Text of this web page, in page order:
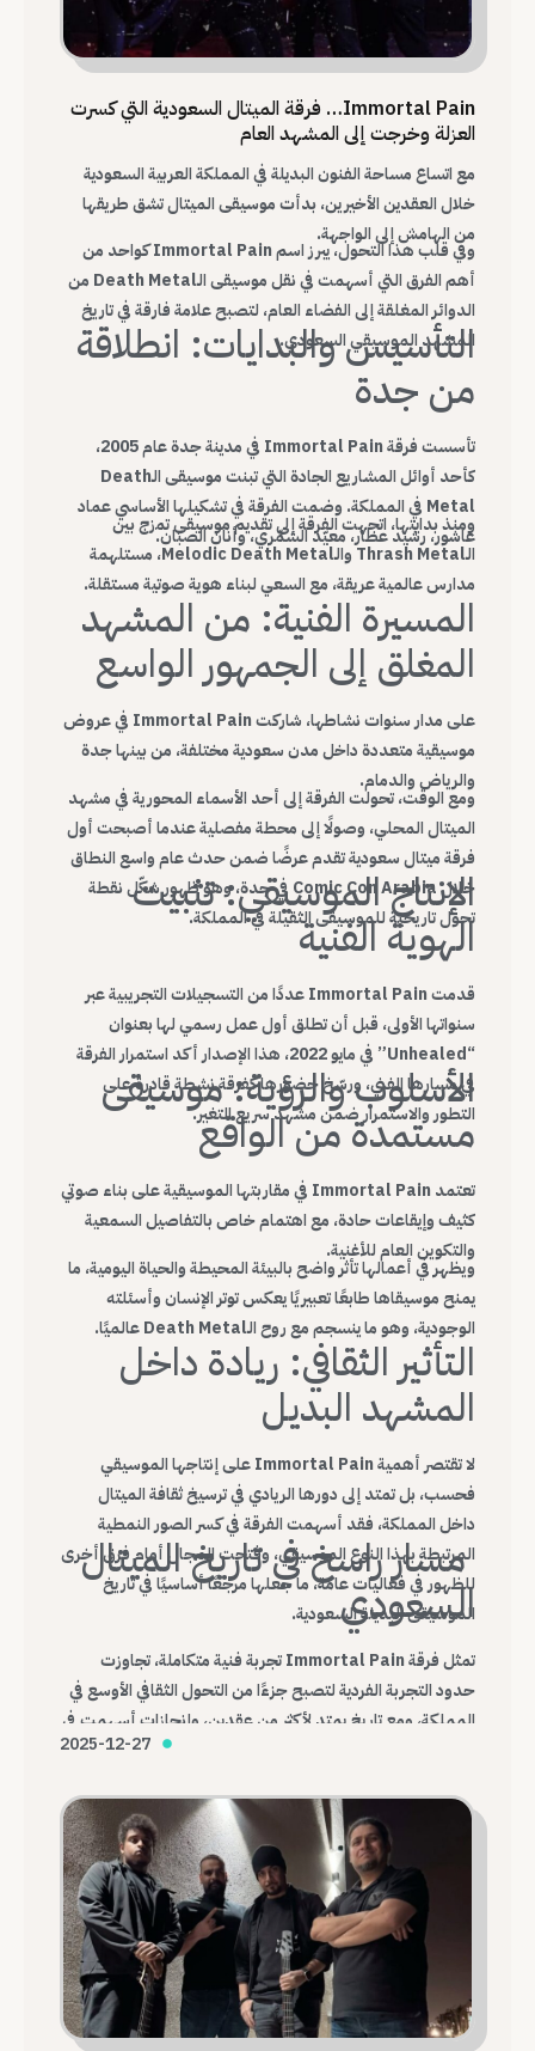
Immortal Pain… فرقة الميتال السعودية التي كسرت
العزلة وخرجت إلى المشهد العام
مع اتساع مساحة الفنون البديلة في المملكة العربية السعودية
خلال العقدين الأخيرين، بدأت موسيقى الميتال تشق طريقها
من الهامش إلى الواجهة.
وفي قلب هذا التحول، يبرز اسم Immortal Pain كواحد من
أهم الفرق التي أسهمت في نقل موسيقى الـDeath Metal من
الدوائر المغلقة إلى الفضاء العام، لتصبح علامة فارقة في تاريخ
المشهد الموسيقي السعودي.
التأسيس والبدايات: انطلاقة
من جدة
تأسست فرقة Immortal Pain في مدينة جدة عام 2005،
كأحد أوائل المشاريع الجادة التي تبنت موسيقى الـDeath
Metal في المملكة. وضمت الفرقة في تشكيلها الأساسي عماد
عاشور، رشيد عطار، معيّد الشمّري، وأنان الصبّان.
ومنذ بدايتها، اتجهت الفرقة إلى تقديم موسيقى تمزج بين
الـThrash Metal والـMelodic Death Metal، مستلهمة
مدارس عالمية عريقة، مع السعي لبناء هوية صوتية مستقلة.
المسيرة الفنية: من المشهد
المغلق إلى الجمهور الواسع
على مدار سنوات نشاطها، شاركت Immortal Pain في عروض
موسيقية متعددة داخل مدن سعودية مختلفة، من بينها جدة
والرياض والدمام.
ومع الوقت، تحولت الفرقة إلى أحد الأسماء المحورية في مشهد
الميتال المحلي، وصولًا إلى محطة مفصلية عندما أصبحت أول
فرقة ميتال سعودية تقدم عرضًا ضمن حدث عام واسع النطاق
خلال Comic Con Arabia في جدة، وهو ظهور شكّل نقطة
تحول تاريخية للموسيقى الثقيلة في المملكة.
الإنتاج الموسيقي: تثبيت
الهوية الفنية
قدمت Immortal Pain عددًا من التسجيلات التجريبية عبر
سنواتها الأولى، قبل أن تطلق أول عمل رسمي لها بعنوان
“Unhealed” في مايو 2022، هذا الإصدار أكد استمرار الفرقة
في مسارها الفني، ورسّخ حضورها كفرقة نشطة قادرة على
التطور والاستمرار ضمن مشهد سريع التغير.
الأسلوب والرؤية: موسيقى
مستمدة من الواقع
تعتمد Immortal Pain في مقاربتها الموسيقية على بناء صوتي
كثيف وإيقاعات حادة، مع اهتمام خاص بالتفاصيل السمعية
والتكوين العام للأغنية.
ويظهر في أعمالها تأثر واضح بالبيئة المحيطة والحياة اليومية، ما
يمنح موسيقاها طابعًا تعبيريًا يعكس توتر الإنسان وأسئلته
الوجودية، وهو ما ينسجم مع روح الـDeath Metal عالميًا.
التأثير الثقافي: ريادة داخل
المشهد البديل
لا تقتصر أهمية Immortal Pain على إنتاجها الموسيقي
فحسب، بل تمتد إلى دورها الريادي في ترسيخ ثقافة الميتال
داخل المملكة، فقد أسهمت الفرقة في كسر الصور النمطية
المرتبطة بهذا النوع الموسيقي، وفتحت المجال أمام فرق أخرى
للظهور في فعاليات عامة، ما جعلها مرجعًا أساسيًا في تاريخ
الموسيقى البديلة السعودية.
مسار راسخ في تاريخ الميتال
السعودي
تمثل فرقة Immortal Pain تجربة فنية متكاملة، تجاوزت
حدود التجربة الفردية لتصبح جزءًا من التحول الثقافي الأوسع في
المملكة، ومع تاريخ يمتد لأكثر من عقدين، وإنجازات أسهمت في
تغيير شكل المشهد، تظل Immortal Pain واحدة من أهم
2025-12-27